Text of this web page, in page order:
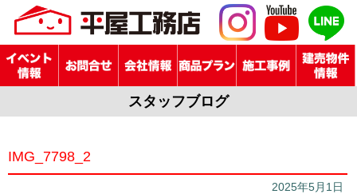
スタッフブログ
IMG_7798_2
2025年5月1日